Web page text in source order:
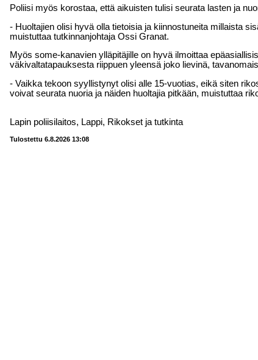
Poliisi myös korostaa, että aikuisten tulisi seurata lasten ja
- Huoltajien olisi hyvä olla tietoisia ja kiinnostuneita millaista
muistuttaa tutkinnanjohtaja Ossi Granat.
Myös some-kanavien ylläpitäjille on hyvä ilmoittaa
väkivaltatapauksesta riippuen yleensä joko lievinä,
- Vaikka tekoon syyllistynyt olisi alle 15-vuotias, eikä siten
voivat seurata nuoria ja näiden huoltajia pitkään, muistuttaa
Lapin poliisilaitos, Lappi, Rikokset ja tutkinta
Tulostettu 6.8.2026 13:08